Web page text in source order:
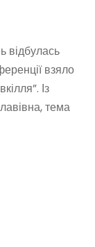
відбулась
взяло
Із
тема